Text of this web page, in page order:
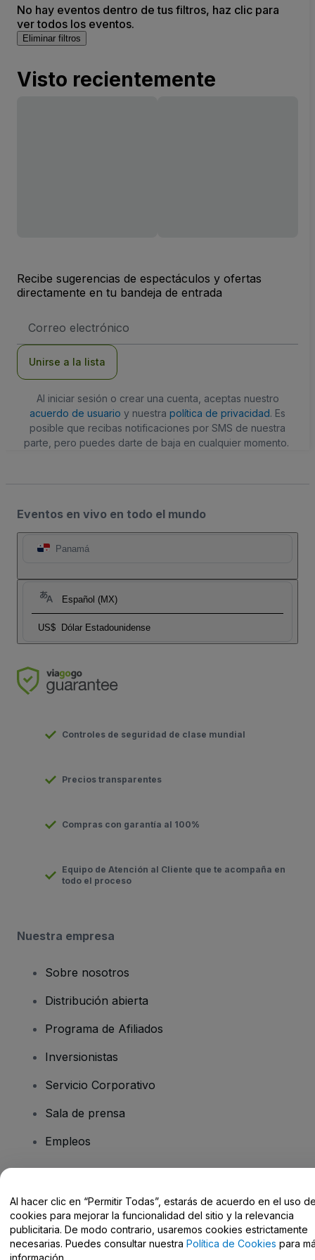
No hay eventos dentro de tus filtros, haz clic para
ver todos los eventos.
Eliminar filtros
Visto recientemente
Recibe sugerencias de espectáculos y ofertas
directamente en tu bandeja de entrada
de
Unirse a la lista
Al iniciar sesión o crear una cuenta, aceptas nuestro
acuerdo de usuario y nuestra política de privacidad. Es
posible que recibas notificaciones por SMS de nuestra
parte, pero puedes darte de baja en cualquier momento.
Eventos en vivo en todo el mundo
Panamá
Español (MX)
US$ Dólar Estadounidense
Controles de seguridad de clase mundial
Precios transparentes
Compras con garantía al 100%
Equipo de Atención al Cliente que te acompaña en
todo el proceso
Nuestra empresa
Sobre nosotros
Distribución abierta
Programa de Afiliados
Inversionistas
Servicio Corporativo
Sala de prensa
Empleos
Centro de Ayuda / Contacto
Al hacer clic en “Permitir Todas”, estarás de acuerdo en el uso
cookies para mejorar la funcionalidad del sitio y la relevancia
publicitaria. De modo contrario, usaremos cookies estrictamente
necesarias. Puedes consultar nuestra Política de Cookies para
información.